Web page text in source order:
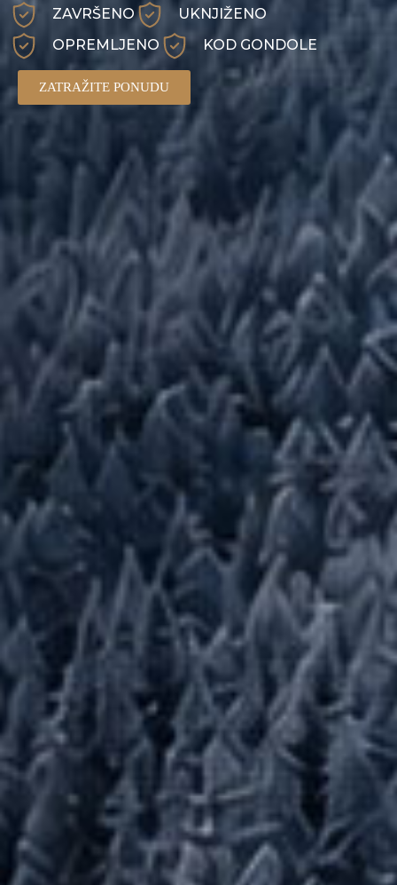
ZAVRŠENO
UKNJIŽENO
OPREMLJENO
KOD GONDOLE
ZATRAŽITE PONUDU